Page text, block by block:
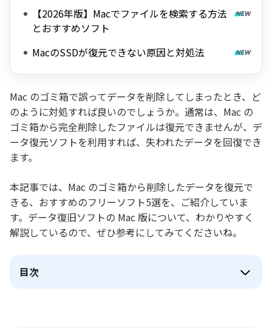
【2026年版】Macでファイルを検索する方法
とおすすめソフト
MacのSSDが復元できない原因と対処法
Mac のゴミ箱で誤ってデータを削除してしまったとき、ど
のように対処すれば良いのでしょうか。通常は、Mac の
ゴミ箱から完全削除したファイルは復元できませんが、デ
ータ復元ソフトを利用すれば、失われたデータを回復でき
ます。
本記事では、Mac のゴミ箱から削除したデータを復元で
きる、おすすめのフリーソフト5選を、ご紹介していま
す。データ復旧ソフトの Mac 版について、わかりやすく
解説しているので、ぜひ参考にしてみてくださいね。
目次